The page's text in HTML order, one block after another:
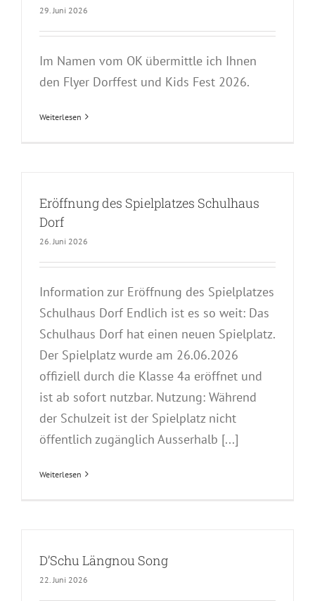
29. Juni 2026
Im Namen vom OK übermittle ich Ihnen
den Flyer Dorffest und Kids Fest 2026.
Weiterlesen
Eröffnung des Spielplatzes Schulhaus
Dorf
26. Juni 2026
Information zur Eröffnung des Spielplatzes
Schulhaus Dorf Endlich ist es so weit: Das
Schulhaus Dorf hat einen neuen Spielplatz.
Der Spielplatz wurde am 26.06.2026
offiziell durch die Klasse 4a eröffnet und
ist ab sofort nutzbar. Nutzung: Während
der Schulzeit ist der Spielplatz nicht
öffentlich zugänglich Ausserhalb [...]
Weiterlesen
D’Schu Längnou Song
22. Juni 2026